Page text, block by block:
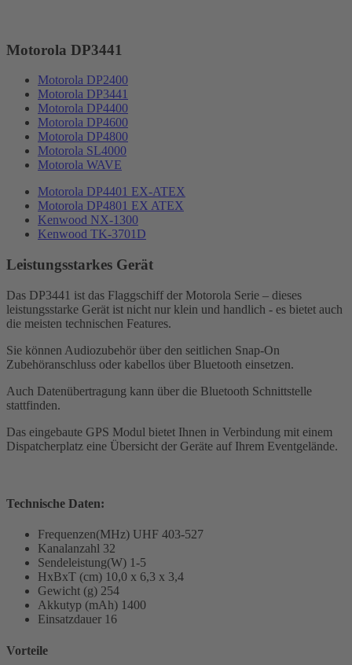
Motorola DP3441
Motorola DP2400
Motorola DP3441
Motorola DP4400
Motorola DP4600
Motorola DP4800
Motorola SL4000
Motorola WAVE
Motorola DP4401 EX-ATEX
Motorola DP4801 EX ATEX
Kenwood NX-1300
Kenwood TK-3701D
Leistungsstarkes Gerät
Das DP3441 ist das Flaggschiff der Motorola Serie – dieses
leistungsstarke Gerät ist nicht nur klein und handlich - es bietet auch
die meisten technischen Features.
Sie können Audiozubehör über den seitlichen Snap-On
Zubehöranschluss oder kabellos über Bluetooth einsetzen.
Auch Datenübertragung kann über die Bluetooth Schnittstelle
stattfinden.
Das eingebaute GPS Modul bietet Ihnen in Verbindung mit einem
Dispatcherplatz eine Übersicht der Geräte auf Ihrem Eventgelände.
Technische Daten:
Frequenzen(MHz) UHF 403-527
Kanalanzahl 32
Sendeleistung(W) 1-5
HxBxT (cm) 10,0 x 6,3 x 3,4
Gewicht (g) 254
Akkutyp (mAh) 1400
Einsatzdauer 16
Vorteile